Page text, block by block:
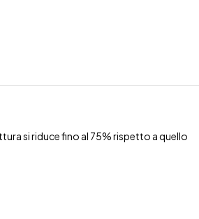
si riduce fino al 75% rispetto a quello